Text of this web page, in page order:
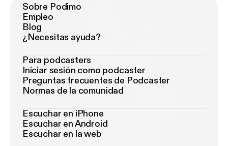
Sobre Podimo
Empleo
Blog
¿Necesitas ayuda?
Para podcasters
Iniciar sesión como podcaster
Preguntas frecuentes de Podcaster
Normas de la comunidad
Escuchar en iPhone
Escuchar en Android
Escuchar en la web